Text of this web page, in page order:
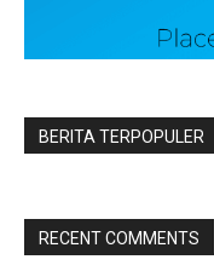
BERITA TERPOPULER
RECENT COMMENTS